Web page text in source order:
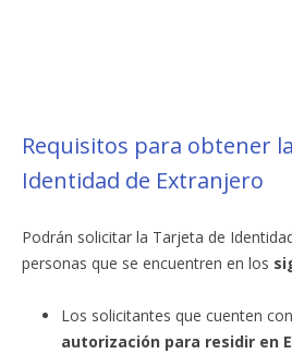
Requisitos para obtener
Identidad de Extranjero
Podrán solicitar la Tarjeta de
personas que se encuentren en los
Los solicitantes que cuenten
autorización para residir en